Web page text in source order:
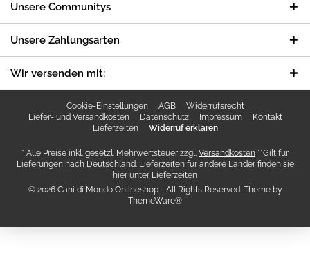
Unsere Communitys
Unsere Zahlungsarten
Wir versenden mit:
Cookie-Einstellungen AGB
Widerrufsrecht
Liefer- und Versandkosten
Datenschutz Impressum
Kontakt
Lieferzeiten
Widerruf erklären
* Alle Preise inkl. gesetzl. Mehrwertsteuer zzgl. Versandkosten **Gilt für
Lieferungen nach Deutschland. Lieferzeiten für andere Länder finden sie
hier unter Lieferzeiten
© 2026 Cani di Mondo Onlineshop - All Rights Reserved. Theme by
ThemeWare®